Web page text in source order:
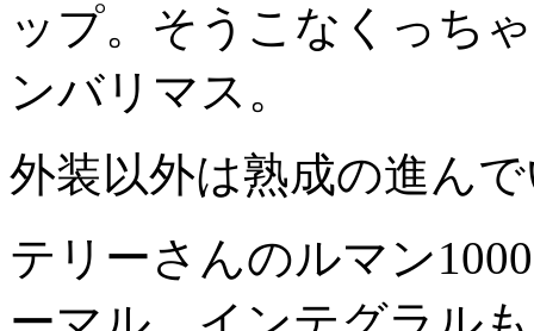
ップ。そうこなくっち
ンバリマス。
外装以外は熟成の進ん
テリーさんのルマン